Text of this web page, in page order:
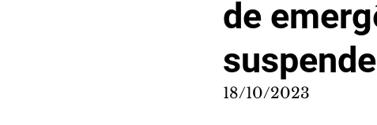
de
18/10/2023